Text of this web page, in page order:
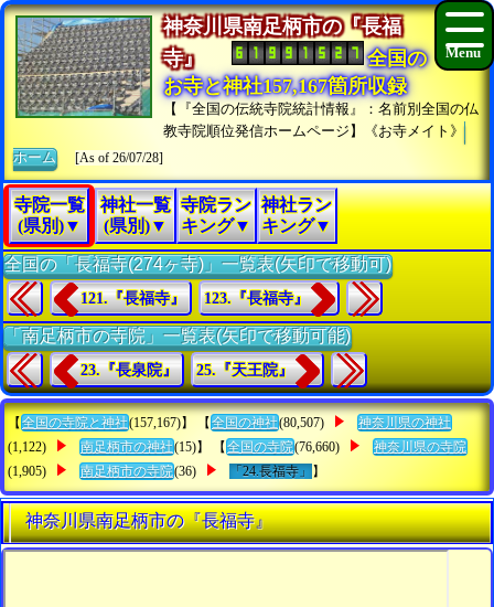
神奈川県南足柄市の『長福
寺』
全国の
お寺と神社157,167箇所収録
【『全国の伝統寺院統計情報』：名前別全国の仏
教寺院順位発信ホームページ】《お寺メイト》
ホーム
[As of 26/07/28]
寺院一覧
(県別)▼
神社一覧
(県別)▼
寺院ラン
キング▼
神社ラン
キング▼
全国の「長福寺(274ヶ寺)」一覧表(矢印で移動可)
121.『長福寺』 123.『長福寺』
「南足柄市の寺院」一覧表(矢印で移動可能)
23.『長泉院』 25.『天王院』
【 全国の寺院と神社(157,167)】 【 全国の神社(80,507)
神奈川県の神社
(1,122)
南足柄市の神社(15)】 【 全国の寺院(76,660)
神奈川県の寺院
(1,905)
南足柄市の寺院(36) 「24.長福寺」 】
神奈川県南足柄市の『長福寺』